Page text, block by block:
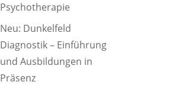
Psychotherapie
Neu: Dunkelfeld
Diagnostik – Einführung
und Ausbildungen in
Präsenz